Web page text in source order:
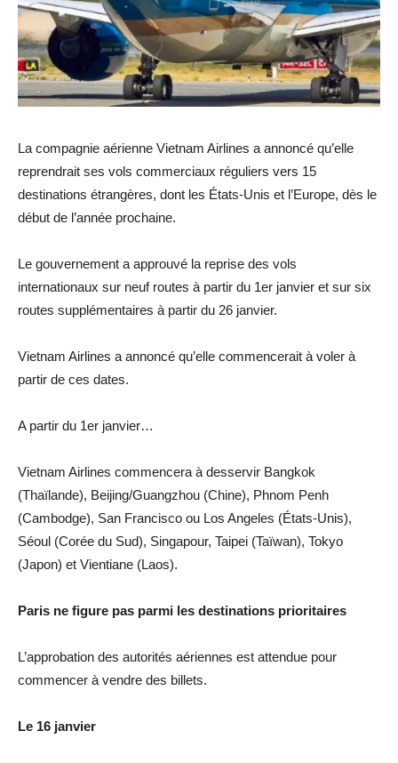
La compagnie aérienne Vietnam Airlines a annoncé qu’elle
reprendrait ses vols commerciaux réguliers vers 15
destinations étrangères, dont les États-Unis et l’Europe, dès le
début de l’année prochaine.
Le gouvernement a approuvé la reprise des vols
internationaux sur neuf routes à partir du 1er janvier et sur six
routes supplémentaires à partir du 26 janvier.
Vietnam Airlines a annoncé qu’elle commencerait à voler à
partir de ces dates.
A partir du 1er janvier…
Vietnam Airlines commencera à desservir Bangkok
(Thaïlande), Beijing/Guangzhou (Chine), Phnom Penh
(Cambodge), San Francisco ou Los Angeles (États-Unis),
Séoul (Corée du Sud), Singapour, Taipei (Taïwan), Tokyo
(Japon) et Vientiane (Laos).
Paris ne figure pas parmi les destinations prioritaires
L’approbation des autorités aériennes est attendue pour
commencer à vendre des billets.
Le 16 janvier